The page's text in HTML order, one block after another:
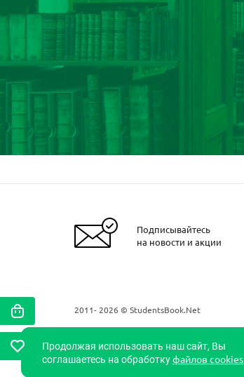
Подписывайтесь
на новости и акции
2011- 2026 © StudentsBook.Net
Продолжая использовать наш сайт, Вы
соглашаетесь на обработкуфайлов cookies